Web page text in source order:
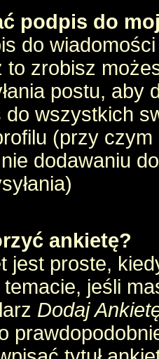
podpis do
do
to zrobisz
postu,
do wszystkich
(przy
dodawaniu
ankietę?
jest proste,
jeśli
Dodaj